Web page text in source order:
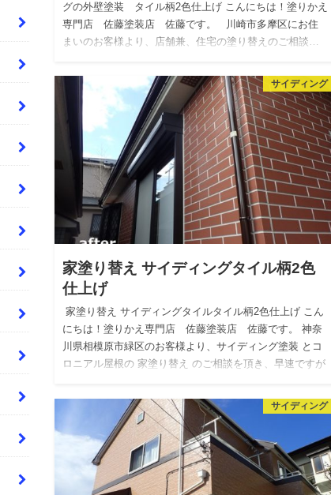
グの外壁塗装 タイル柄2色仕上げ こんにちは！塗りかえ
専門店 佐藤塗装店 佐藤です。 川崎市多摩区にお住
まいのお客様より、店舗兼、住宅の塗り替えのご相談…
サイディング
家塗り替え サイディングタイル柄2色
仕上げ
家塗り替え サイディングタイルタイル柄2色仕上げ こん
にちは！塗りかえ専門店 佐藤塗装店 佐藤です。 神奈
川県相模原市緑区のお客様より、サイディング塗装 とコ
ロニアル屋根の 家塗り替え のご相談を頂き、早速ですが
サイディング